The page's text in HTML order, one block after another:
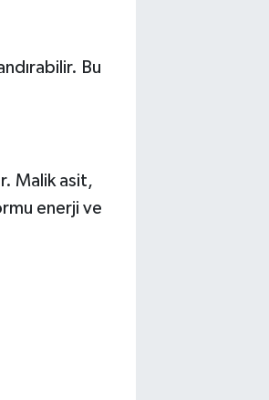
Bu
Malik asit,
enerji ve